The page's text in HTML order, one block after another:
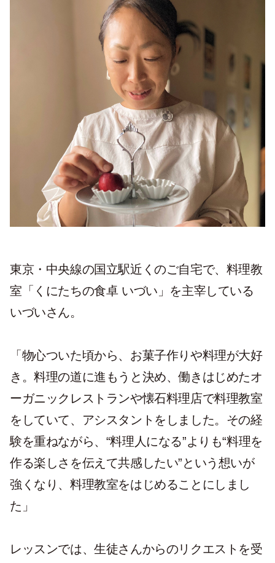
東京・中央線の国立駅近くのご自宅で、料理教
室「くにたちの食卓 いづい」を主宰している
いづいさん。
「物心ついた頃から、お菓子作りや料理が大好
き。料理の道に進もうと決め、働きはじめたオ
ーガニックレストランや懐石料理店で料理教室
をしていて、アシスタントをしました。その経
験を重ねながら、“料理人になる”よりも“料理を
作る楽しさを伝えて共感したい”という想いが
強くなり、料理教室をはじめることにしまし
た」
レッスンでは、生徒さんからのリクエストを受